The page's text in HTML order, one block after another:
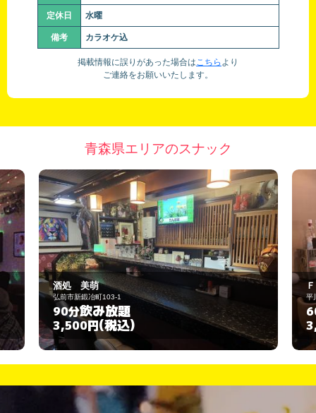
定休日 水曜
備考 カラオケ込
掲載情報に誤りがあった場合はこちら より
ご連絡をお願いいたします。
青森県エリアのスナック
Ｆａｉｎ
平川市本町北柳田9-18
60分飲み放題
3,000円